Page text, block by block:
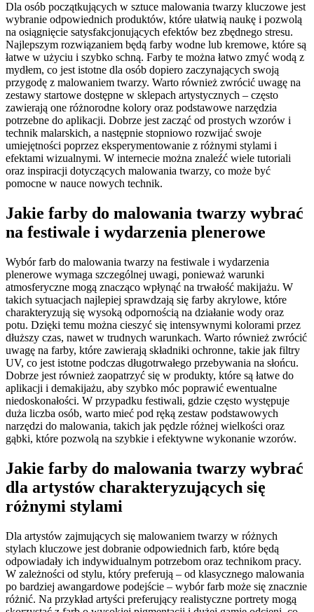
Dla osób początkujących w sztuce malowania twarzy kluczowe jest
wybranie odpowiednich produktów, które ułatwią naukę i pozwolą
na osiągnięcie satysfakcjonujących efektów bez zbędnego stresu.
Najlepszym rozwiązaniem będą farby wodne lub kremowe, które są
łatwe w użyciu i szybko schną. Farby te można łatwo zmyć wodą z
mydłem, co jest istotne dla osób dopiero zaczynających swoją
przygodę z malowaniem twarzy. Warto również zwrócić uwagę na
zestawy startowe dostępne w sklepach artystycznych – często
zawierają one różnorodne kolory oraz podstawowe narzędzia
potrzebne do aplikacji. Dobrze jest zacząć od prostych wzorów i
technik malarskich, a następnie stopniowo rozwijać swoje
umiejętności poprzez eksperymentowanie z różnymi stylami i
efektami wizualnymi. W internecie można znaleźć wiele tutoriali
oraz inspiracji dotyczących malowania twarzy, co może być
pomocne w nauce nowych technik.
Jakie farby do malowania twarzy wybrać
na festiwale i wydarzenia plenerowe
Wybór farb do malowania twarzy na festiwale i wydarzenia
plenerowe wymaga szczególnej uwagi, ponieważ warunki
atmosferyczne mogą znacząco wpłynąć na trwałość makijażu. W
takich sytuacjach najlepiej sprawdzają się farby akrylowe, które
charakteryzują się wysoką odpornością na działanie wody oraz
potu. Dzięki temu można cieszyć się intensywnymi kolorami przez
dłuższy czas, nawet w trudnych warunkach. Warto również zwrócić
uwagę na farby, które zawierają składniki ochronne, takie jak filtry
UV, co jest istotne podczas długotrwałego przebywania na słońcu.
Dobrze jest również zaopatrzyć się w produkty, które są łatwe do
aplikacji i demakijażu, aby szybko móc poprawić ewentualne
niedoskonałości. W przypadku festiwali, gdzie często występuje
duża liczba osób, warto mieć pod ręką zestaw podstawowych
narzędzi do malowania, takich jak pędzle różnej wielkości oraz
gąbki, które pozwolą na szybkie i efektywne wykonanie wzorów.
Jakie farby do malowania twarzy wybrać
dla artystów charakteryzujących się
różnymi stylami
Dla artystów zajmujących się malowaniem twarzy w różnych
stylach kluczowe jest dobranie odpowiednich farb, które będą
odpowiadały ich indywidualnym potrzebom oraz technikom pracy.
W zależności od stylu, który preferują – od klasycznego malowania
po bardziej awangardowe podejście – wybór farb może się znacznie
różnić. Na przykład artyści preferujący realistyczne portrety mogą